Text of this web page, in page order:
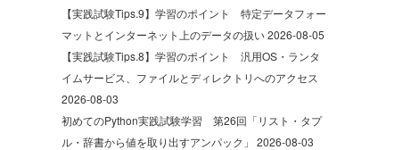
【実践試験Tips.9】学習のポイント 特定データフォー
マットとインターネット上のデータの扱い2026-08-05
【実践試験Tips.8】学習のポイント 汎用OS・ランタ
イムサービス、ファイルとディレクトリへのアクセス
2026-08-03
初めてのPython実践試験学習 第26回「リスト・タプ
ル・辞書から値を取り出すアンパック」 2026-08-03